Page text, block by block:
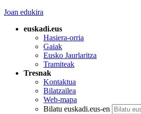
Joan edukira
euskadi.eus
Hasiera-orria
Gaiak
Eusko Jaurlaritza
Tramiteak
Tresnak
Kontaktua
Bilatzailea
Web-mapa
Bilatu euskadi.eus-en